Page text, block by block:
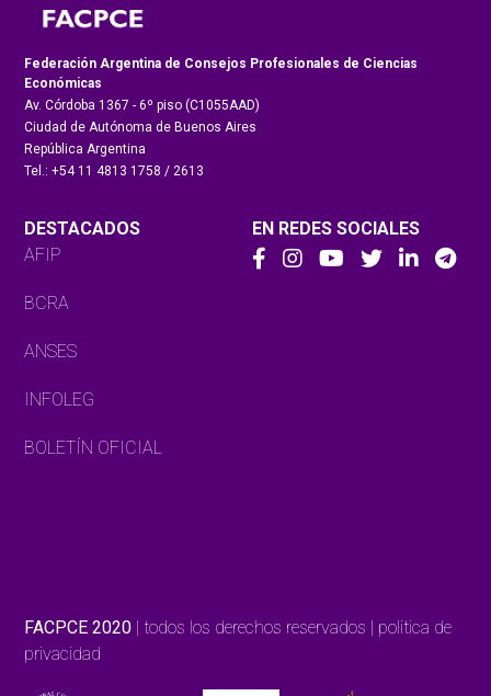
Federación Argentina de Consejos Profesionales de Ciencias
Económicas
Av. Córdoba 1367 - 6º piso (C1055AAD)
Ciudad de Autónoma de Buenos Aires
República Argentina
Tel.: +54 11 4813 1758 / 2613
DESTACADOS
AFIP
BCRA
ANSES
INFOLEG
BOLETÍN OFICIAL
EN REDES SOCIALES
FACPCE 2020 | todos los derechos reservados | politica de
privacidad